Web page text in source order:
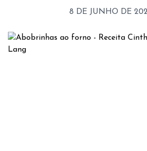
8 DE JUNHO DE